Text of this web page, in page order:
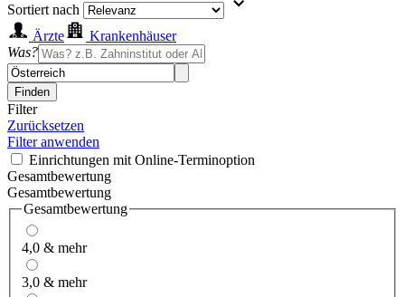
Sortiert nach
Ärzte
Krankenhäuser
Was?
Finden
Filter
Zurücksetzen
Filter anwenden
Einrichtungen mit Online-Terminoption
Gesamtbewertung
Gesamtbewertung
Gesamtbewertung
4,0 & mehr
3,0 & mehr